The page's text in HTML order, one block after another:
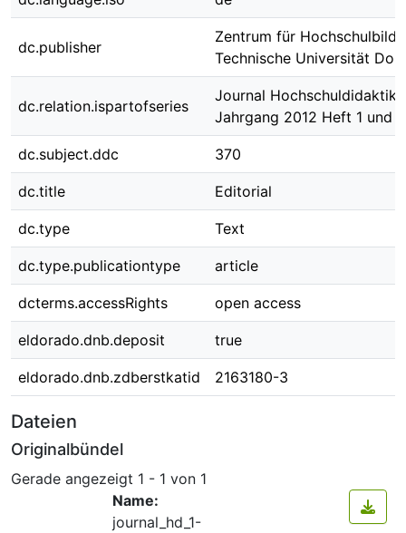
dc.publisher
Zentrum für
Technische Universität
dc.relation.ispartofseries
Journal Hochschuldidaktik
Jahrgang 2012 Heft 1 und 2
dc.subject.ddc 370
dc.title Editorial
dc.type Text
dc.type.publicationtype article
dcterms.accessRights open access
eldorado.dnb.deposit true
eldorado.dnb.zdberstkatid 2163180-3
Dateien
Originalbündel
Gerade angezeigt 1 - 1 von 1
Name:
journal_hd_1-